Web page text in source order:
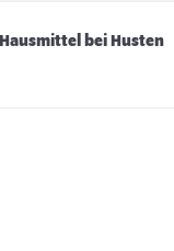
Hausmittel bei Husten